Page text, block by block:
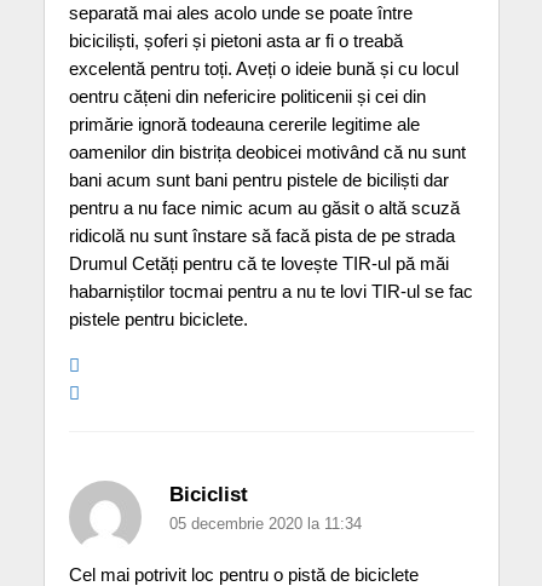
separată mai ales acolo unde se poate între
biciciliști, șoferi și pietoni asta ar fi o treabă
excelentă pentru toți. Aveți o ideie bună și cu locul
oentru cățeni din nefericire politicenii și cei din
primărie ignoră todeauna cererile legitime ale
oamenilor din bistrița deobicei motivând că nu sunt
bani acum sunt bani pentru pistele de biciliști dar
pentru a nu face nimic acum au găsit o altă scuză
ridicolă nu sunt înstare să facă pista de pe strada
Drumul Cetăți pentru că te lovește TIR-ul pă măi
habarniștilor tocmai pentru a nu te lovi TIR-ul se fac
pistele pentru biciclete.
Biciclist
05 decembrie 2020 la 11:34
Cel mai potrivit loc pentru o pistă de biciclete